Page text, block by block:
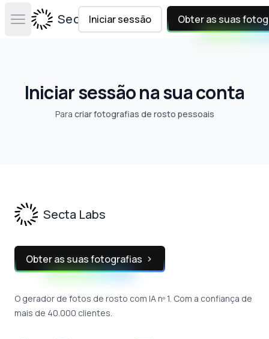
Open main menuSecta Labs
Iniciar sessão Obter as suas
Iniciar sessão na sua conta
Para criar fotografias de rosto pessoais
Secta Labs
Obter as suas fotografias
O gerador de fotos de rosto com IA nº 1. Com a confiança de
mais de 40.000 clientes.